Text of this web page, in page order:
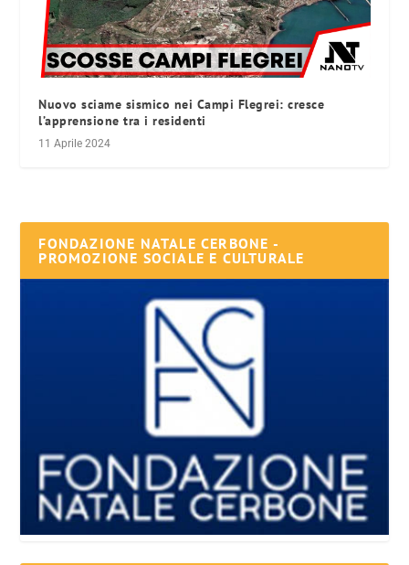
Nuovo sciame sismico nei Campi Flegrei: cresce
l’apprensione tra i residenti
11 Aprile 2024
FONDAZIONE NATALE CERBONE -
PROMOZIONE SOCIALE E CULTURALE